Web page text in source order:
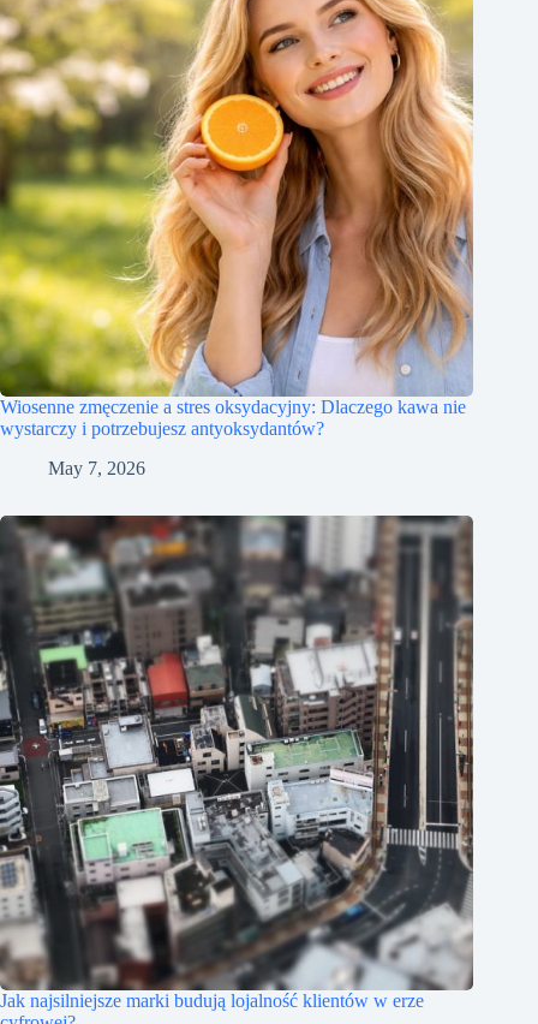
Wiosenne zmęczenie a stres oksydacyjny: Dlaczego kawa nie
wystarczy i potrzebujesz antyoksydantów?
May 7, 2026
Jak najsilniejsze marki budują lojalność klientów w erze